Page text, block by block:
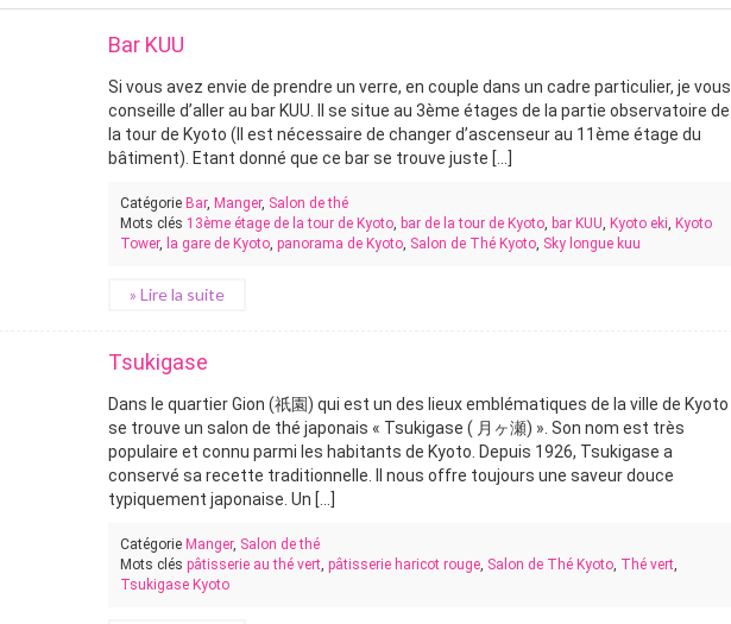
Bar KUU
Si vous avez envie de prendre un verre, en couple dans un cadre particulier, je vous
conseille d’aller au bar KUU. Il se situe au 3ème étages de la partie observatoire de
la tour de Kyoto (Il est nécessaire de changer d’ascenseur au 11ème étage du
bâtiment). Etant donné que ce bar se trouve juste [...]
Catégorie Bar, Manger, Salon de thé
Mots clés 13ème étage de la tour de Kyoto, bar de la tour de Kyoto, bar KUU, Kyoto eki, Kyoto
Tower, la gare de Kyoto,panorama de Kyoto, Salon de Thé Kyoto, Sky longue kuu
» Lire la suite
Tsukigase
Dans le quartier Gion (祇園) qui est un des lieux emblématiques de la ville de Kyoto
se trouve un salon de thé japonais « Tsukigase ( 月ヶ瀬) ». Son nom est très
populaire et connu parmi les habitants de Kyoto. Depuis 1926, Tsukigase a
conservé sa recette traditionnelle. Il nous offre toujours une saveur douce
typiquement japonaise. Un [...]
Catégorie Manger, Salon de thé
Mots cléspâtisserie au thé vert,pâtisserie haricot rouge, Salon de Thé Kyoto, Thé vert,
Tsukigase Kyoto